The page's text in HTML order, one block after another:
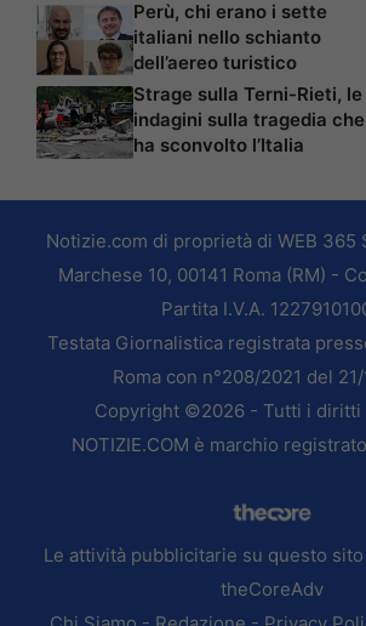
Perù, chi erano i sette
italiani nello schianto
dell’aereo turistico
Strage sulla Terni-Rieti, le
indagini sulla tragedia che
ha sconvolto l’Italia
Notizie.com di proprietà di WEB 365
Marchese 10, 00141 Roma (RM) -
Partita I.V.A.
Testata Giornalistica registrata
Roma con n°208/2021 del
Copyright ©2026 - Tutti i diritti
NOTIZIE.COM è marchio
Le attività pubblicitarie su questo
theCoreAdv